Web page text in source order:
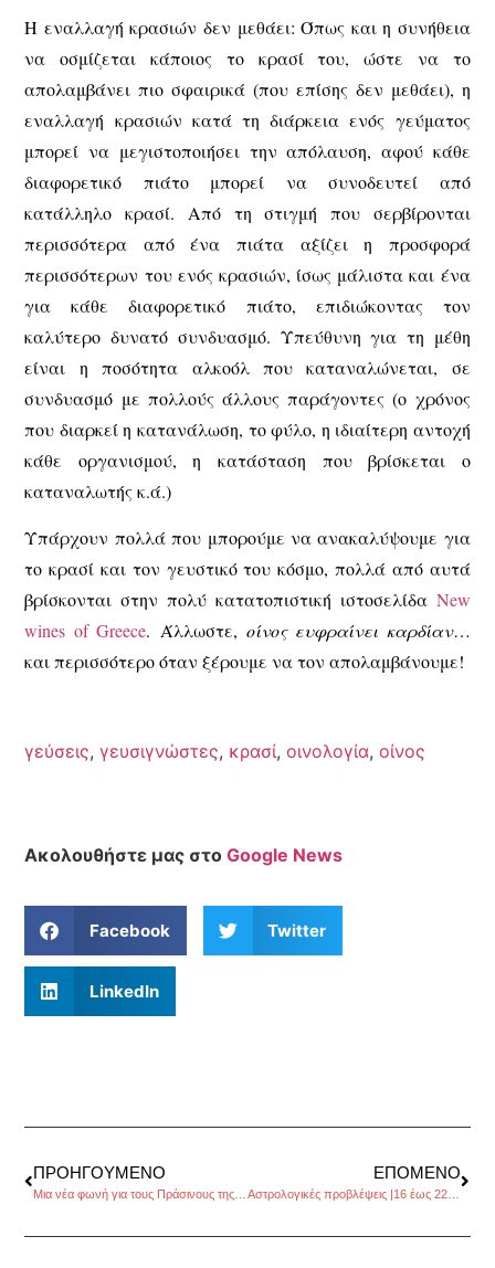
Η εναλλαγή κρασιών δεν μεθάει: Όπως και η συνήθεια
να οσμίζεται κάποιος το κρασί του, ώστε να το
απολαμβάνει πιο σφαιρικά (που επίσης δεν μεθάει), η
εναλλαγή κρασιών κατά τη διάρκεια ενός γεύματος
μπορεί να μεγιστοποιήσει την απόλαυση, αφού κάθε
διαφορετικό πιάτο μπορεί να συνοδευτεί από
κατάλληλο κρασί. Από τη στιγμή που σερβίρονται
περισσότερα από ένα πιάτα αξίζει η προσφορά
περισσότερων του ενός κρασιών, ίσως μάλιστα και ένα
για κάθε διαφορετικό πιάτο, επιδιώκοντας τον
καλύτερο δυνατό συνδυασμό. Υπεύθυνη για τη μέθη
είναι η ποσότητα αλκοόλ που καταναλώνεται, σε
συνδυασμό με πολλούς άλλους παράγοντες (ο χρόνος
που διαρκεί η κατανάλωση, το φύλο, η ιδιαίτερη αντοχή
κάθε οργανισμού, η κατάσταση που βρίσκεται ο
καταναλωτής κ.ά.)
Υπάρχουν πολλά που μπορούμε να ανακαλύψουμε για
το κρασί και τον γευστικό του κόσμο, πολλά από αυτά
βρίσκονται στην πολύ κατατοπιστική ιστοσελίδα New
wines of Greece. Άλλωστε, οίνος ευφραίνει καρδίαν…
και περισσότερο όταν ξέρουμε να τον απολαμβάνουμε!
γεύσεις,γευσιγνώστες, κρασί,οινολογία,οίνος
Ακολουθήστε μας στοGoogle News
Facebook Twitter
LinkedIn
ΠΡΟΗΓΟΎΜΕΝΟ ΕΠΌΜΕΝΟ
Αστρολογικές προβλέψεις |16 έως 22 Ιουνίου 2014, από τον Πέρρη Κρητικό